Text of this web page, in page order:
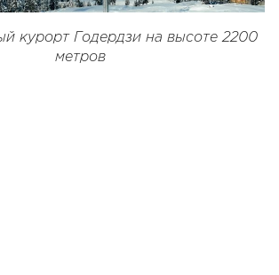
курорт Годердзи на высоте 2200
метров